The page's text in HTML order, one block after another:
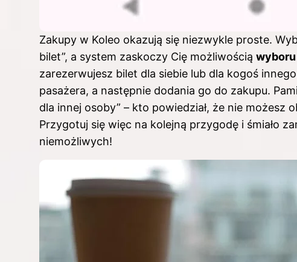
Zakupy w Koleo okazują się niezwykle proste.
bilet”, a system zaskoczy Cię możliwością
zarezerwujesz bilet dla siebie lub dla kogoś
pasażera, a następnie dodania go do zakupu.
dla innej osoby” – kto powiedział, że nie możesz
Przygotuj się więc na kolejną przygodę i śmiało
niemożliwych!